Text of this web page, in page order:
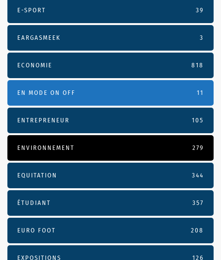
E-SPORT 39
EARGASMEEK 3
ECONOMIE 818
EN MODE ON OFF 11
ENTREPRENEUR 105
ENVIRONNEMENT 279
EQUITATION 344
ÉTUDIANT 357
EURO FOOT 208
EXPOSITIONS 126